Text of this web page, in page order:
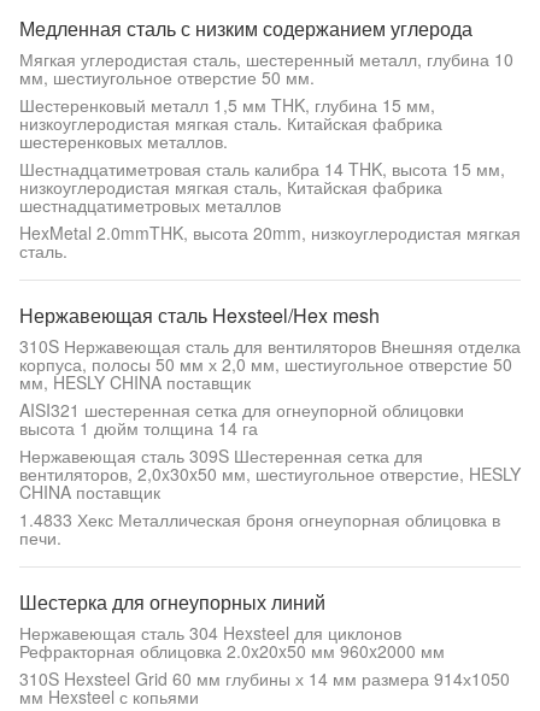
Медленная сталь с низким содержанием углерода
Мягкая углеродистая сталь, шестеренный металл, глубина 10
мм, шестиугольное отверстие 50 мм.
Шестеренковый металл 1,5 мм THK, глубина 15 мм,
низкоуглеродистая мягкая сталь. Китайская фабрика
шестеренковых металлов.
Шестнадцатиметровая сталь калибра 14 THK, высота 15 мм,
низкоуглеродистая мягкая сталь, Китайская фабрика
шестнадцатиметровых металлов
HexMetal 2.0mmTHK, высота 20mm, низкоуглеродистая мягкая
сталь.
Нержавеющая сталь Hexsteel/Hex mesh
310S Нержавеющая сталь для вентиляторов Внешняя отделка
корпуса, полосы 50 мм х 2,0 мм, шестиугольное отверстие 50
мм, HESLY CHINA поставщик
AISI321 шестеренная сетка для огнеупорной облицовки
высота 1 дюйм толщина 14 га
Нержавеющая сталь 309S Шестеренная сетка для
вентиляторов, 2,0x30x50 мм, шестиугольное отверстие, HESLY
CHINA поставщик
1.4833 Хекс Металлическая броня огнеупорная облицовка в
печи.
Шестерка для огнеупорных линий
Нержавеющая сталь 304 Hexsteel для циклонов
Рефракторная облицовка 2.0x20x50 мм 960x2000 мм
310S Hexsteel Grid 60 мм глубины х 14 мм размера 914х1050
мм Hexsteel с копьями